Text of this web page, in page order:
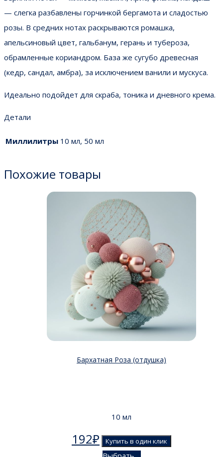
— слегка разбавлены горчинкой бергамота и сладостью
розы. В средних нотах раскрываются ромашка,
апельсиновый цвет, гальбанум, герань и тубероза,
обрамленные кориандром. База же сугубо древесная
(кедр, сандал, амбра), за исключением ванили и мускуса.
Идеально подойдет для скраба, тоника и дневного крема.
Детали
Миллилитры 10 мл, 50 мл
Похожие товары
Бархатная Роза (отдушка)
10 мл
192₽ Купить в один клик